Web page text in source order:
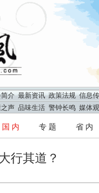
介 最新资讯 政策法规 信息
声 品味生活 警钟长鸣 媒体
国 内 专 题 省 内
行其道？